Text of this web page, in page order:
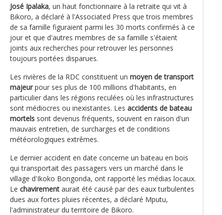
José Ipalaka, un haut fonctionnaire à la retraite qui vit à
Bikoro, a déclaré à l'Associated Press que trois membres
de sa famille figuraient parmi les 30 morts confirmés à ce
jour et que d'autres membres de sa famille s'étaient
joints aux recherches pour retrouver les personnes
toujours portées disparues.
Les rivières de la RDC constituent un moyen de transport
majeurpour ses plus de 100 millions d'habitants, en
particulier dans les régions reculées où les infrastructures
sont médiocres ou inexistantes. Les accidents de bateau
mortels sont devenus fréquents, souvent en raison d'un
mauvais entretien, de surcharges et de conditions
météorologiques extrêmes.
Le dernier accident en date concerne un bateau en bois
qui transportait des passagers vers un marché dans le
village d'Ikoko Bongonda, ont rapporté les médias locaux.
Le chavirement aurait été causé par des eaux turbulentes
dues aux fortes pluies récentes, a déclaré Mputu,
l'administrateur du territoire de Bikoro.